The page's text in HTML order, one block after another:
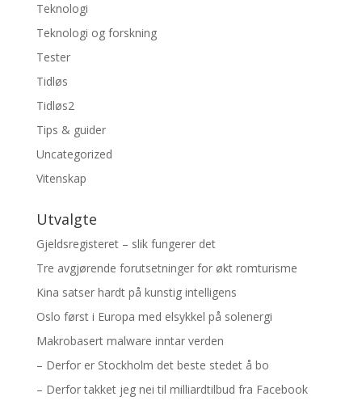
Teknologi
Teknologi og forskning
Tester
Tidløs
Tidløs2
Tips & guider
Uncategorized
Vitenskap
Utvalgte
Gjeldsregisteret – slik fungerer det
Tre avgjørende forutsetninger for økt romturisme
Kina satser hardt på kunstig intelligens
Oslo først i Europa med elsykkel på solenergi
Makrobasert malware inntar verden
– Derfor er Stockholm det beste stedet å bo
– Derfor takket jeg nei til milliardtilbud fra Facebook